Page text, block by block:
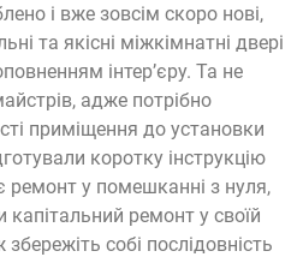
і вже зовсім скоро нові,
та якісні міжкімнатні двері
інтер’єру. Та не
адже потрібно
приміщення до установки
коротку інструкцію
ремонт у помешканні з нуля,
ремонт у своїй
собі послідовність